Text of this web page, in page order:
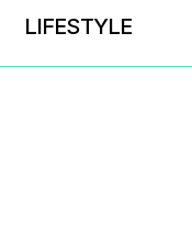
LIFESTYLE